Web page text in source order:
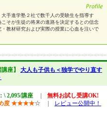
手進学塾２社で数千人の受験生を指導す
そが生徒の将来の進路を決定するとの信念
・教材研究および実際の授業に心血を注いで
講座】 大人も子供も＜独学でやり直す
\ 2,095/講座
無料お試し受講OK!
度 ★★★★☆ レビュー公開中！